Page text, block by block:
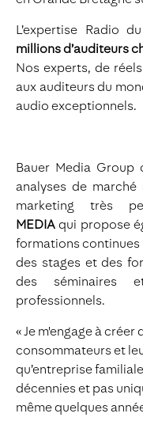
L’expertise Radio
millions d’auditeurs
Nos experts, de
aux auditeurs du
audio exceptionnels.
Bauer Media
analyses de
marketing très
MEDIA qui propose
formations continues
des stages et des
des séminaires
professionnels.
« Je m'engage à
consommateurs et
qu’entreprise
décennies et pas
même quelques